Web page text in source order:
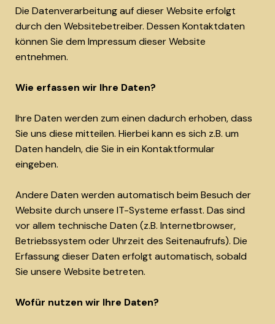
Die Datenverarbeitung auf dieser Website erfolgt
durch den Websitebetreiber. Dessen Kontaktdaten
können Sie dem Impressum dieser Website
entnehmen.
Wie erfassen wir Ihre Daten?
Ihre Daten werden zum einen dadurch erhoben, dass
Sie uns diese mitteilen. Hierbei kann es sich z.B. um
Daten handeln, die Sie in ein Kontaktformular
eingeben.
Andere Daten werden automatisch beim Besuch der
Website durch unsere IT-Systeme erfasst. Das sind
vor allem technische Daten (z.B. Internetbrowser,
Betriebssystem oder Uhrzeit des Seitenaufrufs). Die
Erfassung dieser Daten erfolgt automatisch, sobald
Sie unsere Website betreten.
Wofür nutzen wir Ihre Daten?